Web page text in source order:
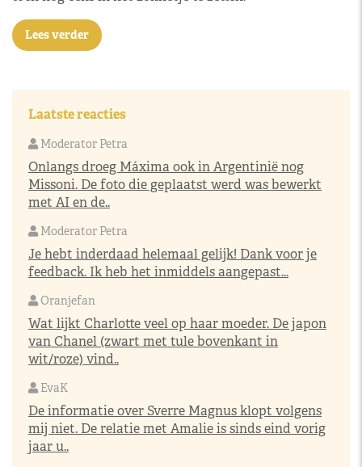
Lees verder
Laatste reacties
Moderator Petra
Onlangs droeg Máxima ook in Argentinië nog
Missoni. De foto die geplaatst werd was bewerkt
met AI en de..
Moderator Petra
Je hebt inderdaad helemaal gelijk! Dank voor je
feedback. Ik heb het inmiddels aangepast...
Oranjefan
Wat lijkt Charlotte veel op haar moeder. De japon
van Chanel (zwart met tule bovenkant in
wit/roze) vind..
EvaK
De informatie over Sverre Magnus klopt volgens
mij niet. De relatie met Amalie is sinds eind vorig
jaar u..